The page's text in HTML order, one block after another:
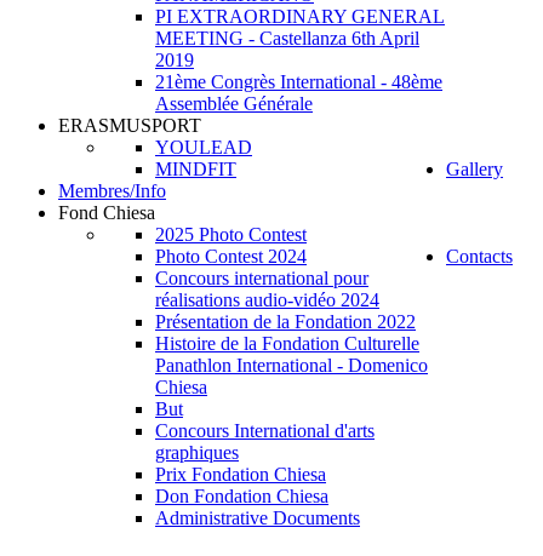
PI EXTRAORDINARY GENERAL
MEETING - Castellanza 6th April
2019
21ème Congrès International - 48ème
Assemblée Générale
ERASMUSPORT
YOULEAD
MINDFIT
Gallery
Membres/Info
Fond Chiesa
2025 Photo Contest
Photo Contest 2024
Concours international pour
réalisations audio-vidéo 2024
Présentation de la Fondation 2022
Histoire de la Fondation Culturelle
Panathlon International - Domenico
Chiesa
But
Concours International d'arts
graphiques
Prix Fondation Chiesa
Don Fondation Chiesa
Administrative Documents
Contacts